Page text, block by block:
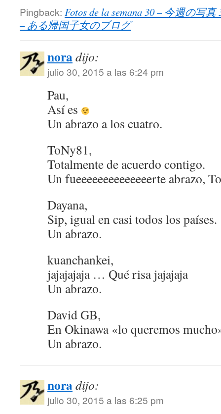
Pingback: Fotos de la semana 30 – 今週の写真
– ある帰国子女のブログ
noradijo:
julio 30, 2015 a las 6:24 pm
Pau,
Así es
Un abrazo a los cuatro.
ToNy81,
Totalmente de acuerdo contigo.
Un fueeeeeeeeeeeeeerte abrazo,
Dayana,
Sip, igual en casi todos los países.
Un abrazo.
kuanchankei,
jajajajaja … Qué risa jajajaja
Un abrazo.
David GB,
En Okinawa «lo queremos
Un abrazo.
noradijo:
julio 30, 2015 a las 6:25 pm